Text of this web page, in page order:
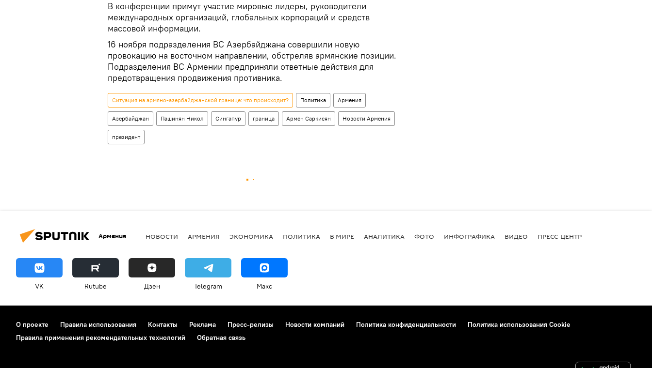
В конференции примут участие мировые лидеры, руководители
международных организаций, глобальных корпораций и средств
массовой информации.
16 ноября подразделения ВС Азербайджана совершили новую
провокацию на восточном направлении, обстреляв армянские позиции.
Подразделения ВС Армении предприняли ответные действия для
предотвращения продвижения противника.
Ситуация на армяно-азербайджанской границе: что происходит? Политика Армения
Азербайджан Пашинян Никол Сингапур граница Армен Саркисян Новости Армения
президент
Армения НОВОСТИ АРМЕНИЯ ЭКОНОМИКА ПОЛИТИКА В МИРЕ АНАЛИТИКА ФОТО ИНФОГРАФИКА ВИДЕО ПРЕСС-ЦЕНТР
VK Rutube Дзен Telegram Макс
О проекте Правила использования Контакты Реклама Пресс-релизы Новости компаний Политика конфиденциальности
Политика использования Cookie
Правила применения рекомендательных технологий
Обратная связь